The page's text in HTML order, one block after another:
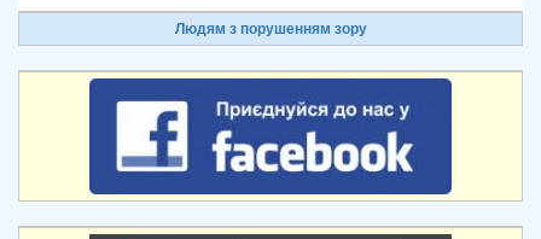
Людям з порушенням зору